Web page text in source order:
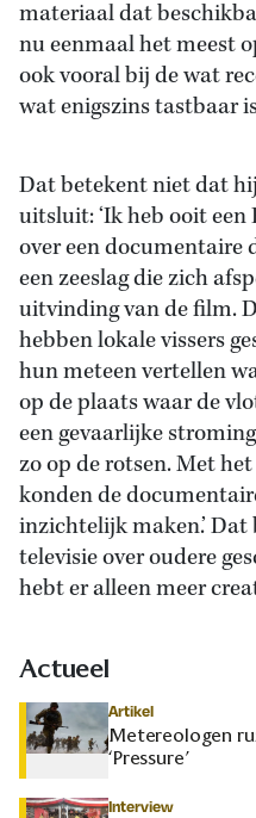
materiaal dat
nu eenmaal het meest
ook vooral bij de wat
wat enigszins tastbaar
Dat betekent niet dat
uitsluit: ‘Ik heb ooit een
over een documentaire
een zeeslag die zich
uitvinding van de film.
hebben lokale vissers
hun meteen vertellen
op de plaats waar de
een gevaarlijke
zo op de rotsen. Met
konden de
inzichtelijk maken.’
televisie over oudere
hebt er alleen meer
Actueel
Artikel
Metereologen
‘Pressure’
Interview